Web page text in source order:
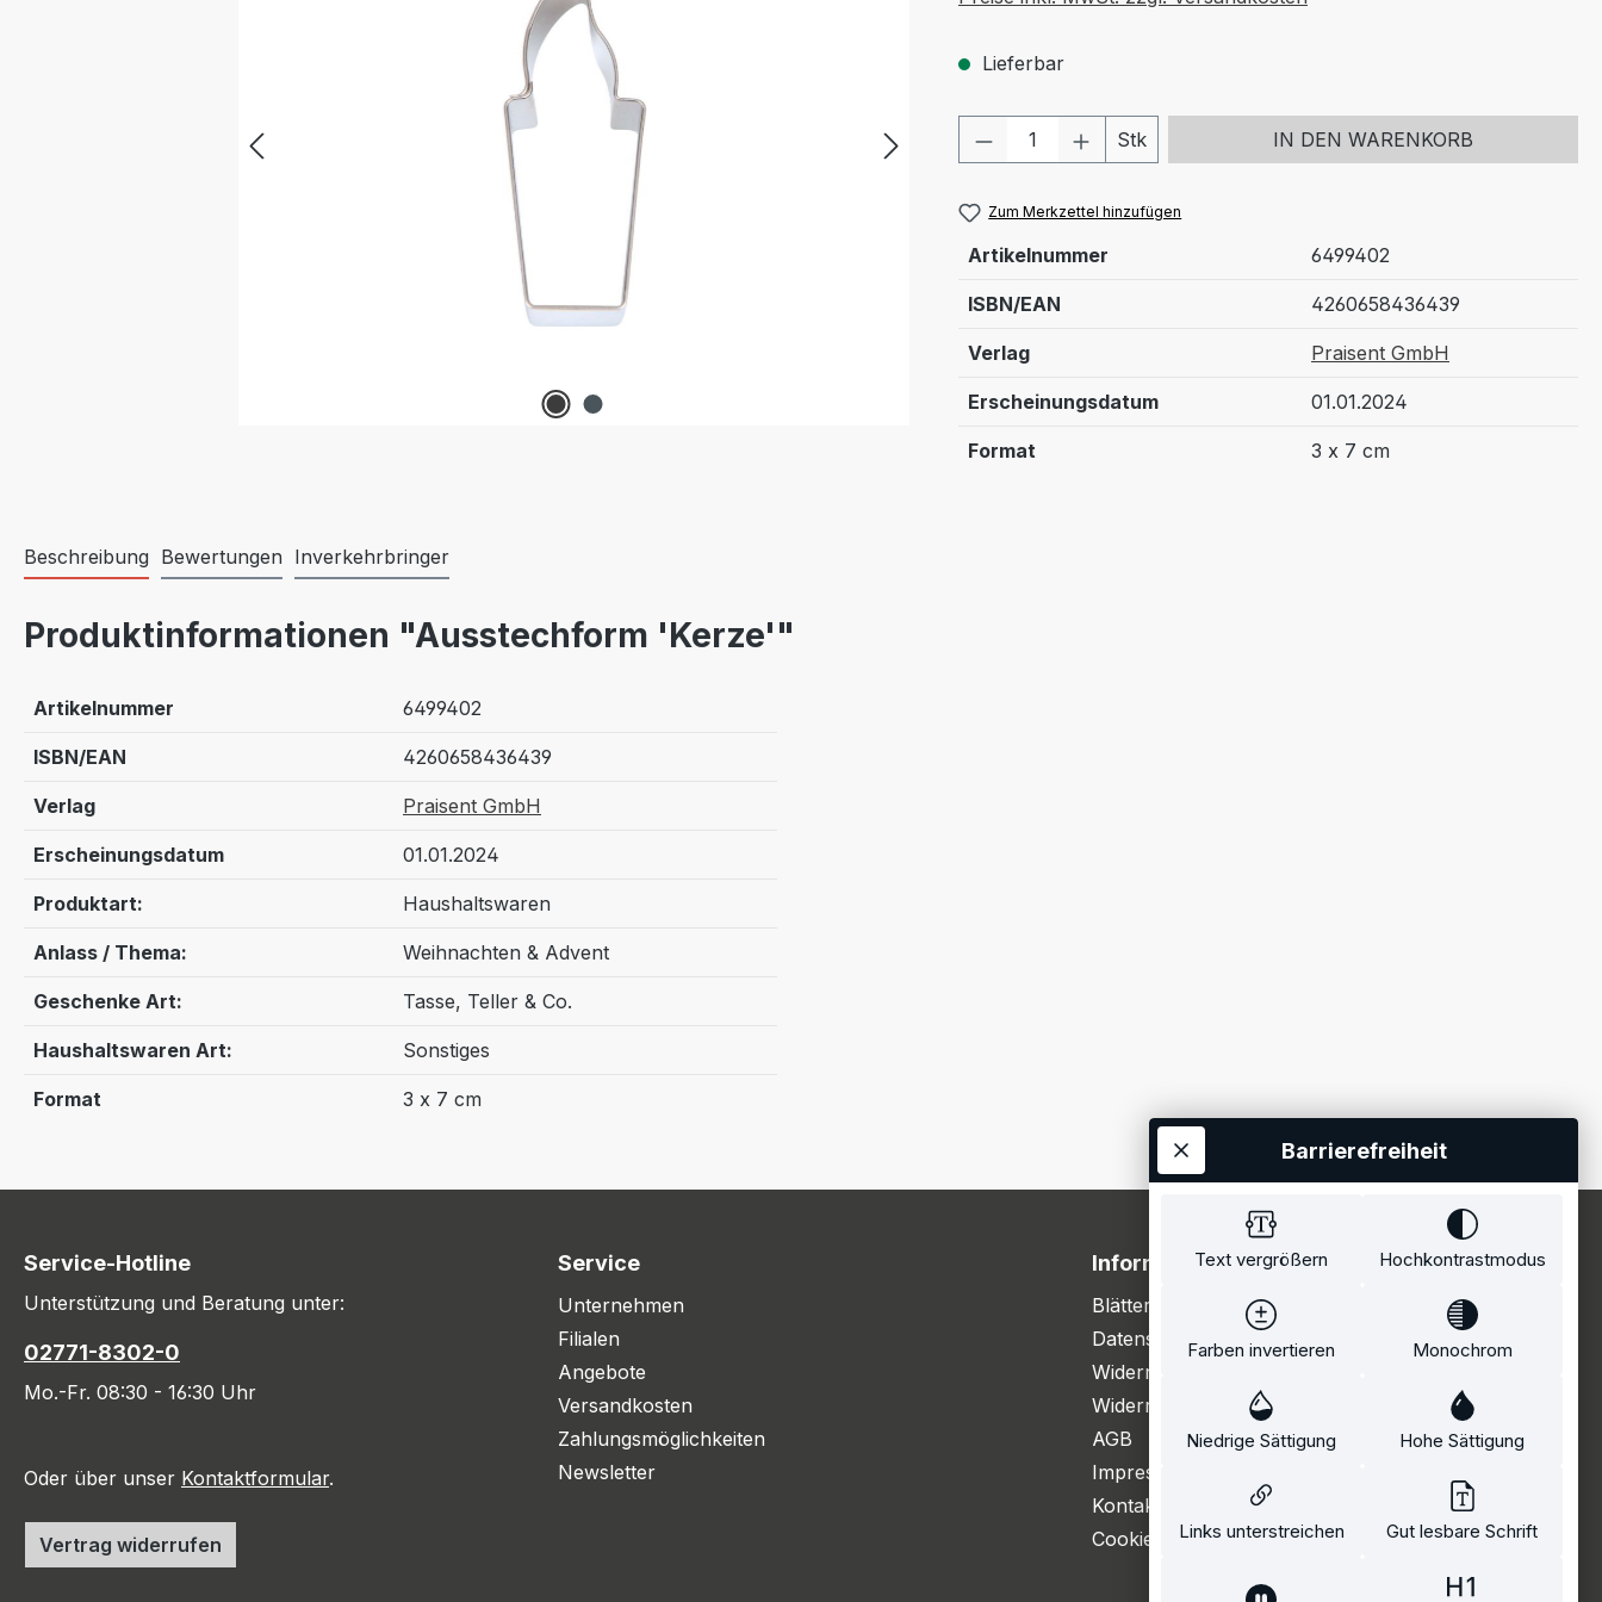
Lieferbar
Produkt Anzahl: Gib den gewünschten Wert
Stk IN DEN WARENKORB
Zum Merkzettel hinzufügen
Artikelnummer 6499402
ISBN/EAN 4260658436439
Verlag Praisent GmbH
Erscheinungsdatum 01.01.2024
Format 3 x 7 cm
Beschreibung Bewertungen Inverkehrbringer
Produktinformationen "Ausstechform 'Kerze'"
Artikelnummer 6499402
ISBN/EAN 4260658436439
Verlag Praisent GmbH
Erscheinungsdatum 01.01.2024
Produktart: Haushaltswaren
Anlass / Thema: Weihnachten & Advent
Geschenke Art: Tasse, Teller & Co.
Haushaltswaren Art: Sonstiges
Format 3 x 7 cm
Service-Hotline
Unterstützung und Beratung unter:
02771-8302-0
Mo.-Fr. 08:30 - 16:30 Uhr
Oder über unser Kontaktformular.
Vertrag widerrufen
Service
Unternehmen
Filialen
Angebote
Versandkosten
Zahlungsmöglichkeiten
Newsletter
Information
Blätterkatalog
Datenschutzerklärung
Widerrufsbelehrung
Widerrufsformular
AGB
Impressum
Kontakt
Cookie Einstellungen
Text vergrößern Hochkontrastmodus
Farben invertieren Monochrom
Niedrige Sättigung Hohe Sättigung
Links unterstreichen Gut lesbare Schrift
Barrierefreiheit